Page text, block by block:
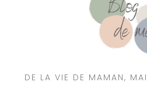
DE LA VIE DE MAMAN,
RESSOURCES NUTRITION &